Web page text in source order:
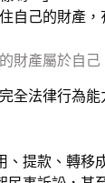
自己的財產，
財產屬於自己
全法律行為
、提款、轉移